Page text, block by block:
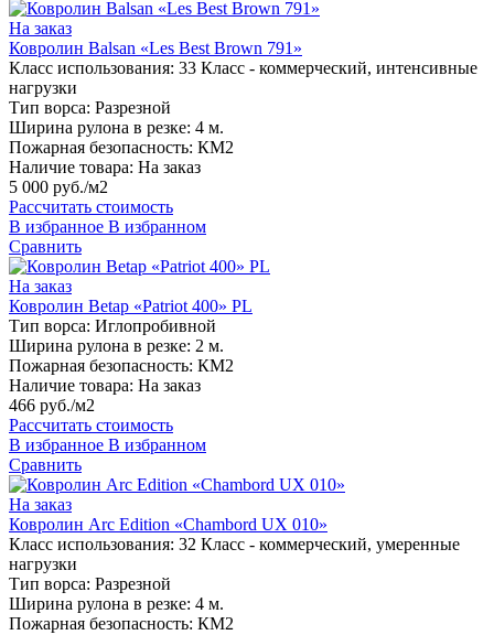
На заказ
Ковролин Balsan «Les Best Brown 791»
Класс использования: 33 Класс - коммерческий, интенсивные
нагрузки
Тип ворса: Разрезной
Ширина рулона в резке: 4 м.
Пожарная безопасность: КМ2
Наличие товара: На заказ
5 000 руб./м2
Рассчитать стоимость
В избранное В избранном
Сравнить
На заказ
Ковролин Betap «Patriot 400» PL
Тип ворса: Иглопробивной
Ширина рулона в резке: 2 м.
Пожарная безопасность: КМ2
Наличие товара: На заказ
466 руб./м2
Рассчитать стоимость
В избранное В избранном
Сравнить
На заказ
Ковролин Arc Edition «Chambord UX 010»
Класс использования: 32 Класс - коммерческий, умеренные
нагрузки
Тип ворса: Разрезной
Ширина рулона в резке: 4 м.
Пожарная безопасность: КМ2